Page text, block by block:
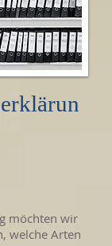
möchten wir
welche Arten